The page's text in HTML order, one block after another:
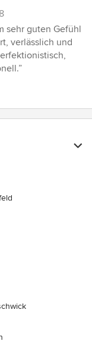
sehr guten Gefühl
verlässlich und